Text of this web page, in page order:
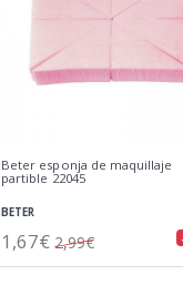
Beter esponja de maquillaje
partible 22045
BETER
1,67€ 2,99€